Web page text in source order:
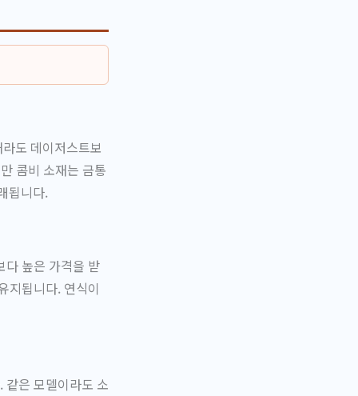
도 데이저스트보
콤비 소재는 금통
됩니다.
다 높은 가격을 받
지됩니다. 연식이
같은 모델이라도 소